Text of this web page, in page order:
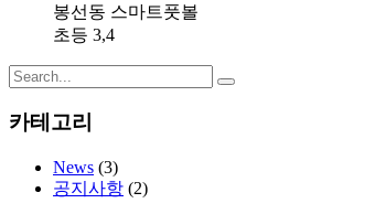
봉선동 스마트풋볼
초등 3,4
Search
for:
카테고리
News (3)
공지사항 (2)